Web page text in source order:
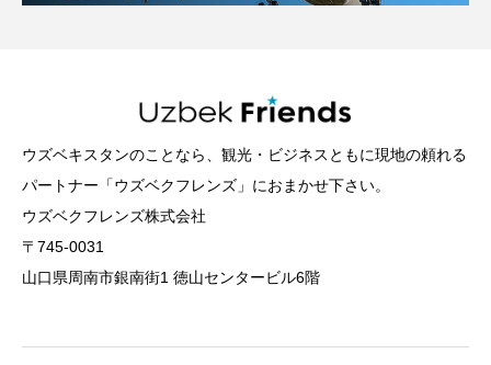
ウズベキスタンのことなら、観光・ビジネスともに現地の頼れる
パートナー「ウズベクフレンズ」におまかせ下さい。
ウズベクフレンズ株式会社
〒745-0031
山口県周南市銀南街1 徳山センタービル6階